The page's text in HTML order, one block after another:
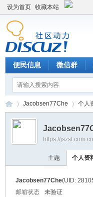
设为首页 收藏本站
便民信息 微信群
›
Jacobsen77Che 个人
https://
主题 个人资
Jacobsen77Che(UID:
邮箱状态
未验证